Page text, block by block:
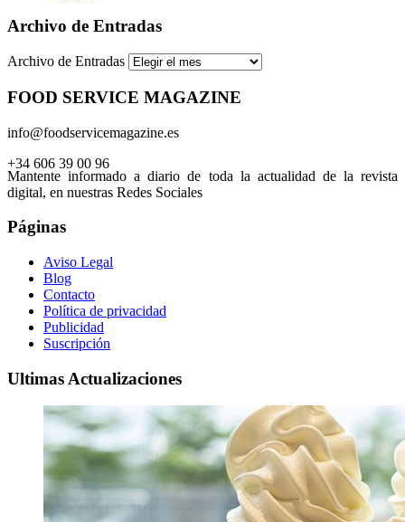
Archivo de Entradas
Archivo de Entradas
FOOD SERVICE MAGAZINE
info@foodservicemagazine.es
+34 606 39 00 96
Mantente informado a diario de toda la actualidad de la revista
digital, en nuestras Redes Sociales
Páginas
Aviso Legal
Blog
Contacto
Política de privacidad
Publicidad
Suscripción
Ultimas Actualizaciones